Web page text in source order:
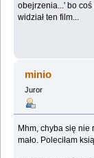
obejrzenia...' bo coś
widział ten film...
minio
Juror
Mhm, chyba się nie
mało. Poleciłam